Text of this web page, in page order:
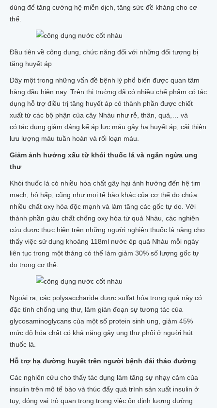
dùng để tăng cường hệ miễn dịch, tăng sức đề kháng cho cơ
thể.
Đầu tiên về công dụng, chức năng đối với những đối tượng bị
tăng huyết áp
Đây một trong những vấn đề bệnh lý phổ biến được quan tâm
hàng đầu hiện nay. Trên thị trường đã có nhiều chế phẩm có tác
dụng hỗ trợ điều trị tăng huyết áp có thành phần được chiết
xuất từ các bộ phận của cây Nhàu như rễ, thân, quả,… và
có tác dụng giảm đáng kể áp lực máu gây hạ huyết áp, cải thiện
lưu lượng máu tuần hoàn và rối loạn máu.
Giảm ảnh hưởng xấu từ khói thuốc lá và ngăn ngừa ung
thư
Khói thuốc lá có nhiều hóa chất gây hại ảnh hưởng đến hệ tim
mạch, hô hấp, cũng như mọi tế bào khác của cơ thể do chứa
nhiều chất oxy hóa độc mạnh và làm tăng các gốc tự do. Với
thành phần giàu chất chống oxy hóa từ quả Nhàu, các nghiên
cứu được thực hiện trên những người nghiện thuốc lá nặng cho
thấy việc sử dụng khoảng 118ml nước ép quả Nhàu mỗi ngày
liên tục trong một tháng có thể làm giảm 30% số lượng gốc tự
do trong cơ thể.
Ngoài ra, các polysaccharide được sulfat hóa trong quả này có
đặc tính chống ung thư, làm gián đoạn sự tương tác của
glycosaminoglycans của một số protein sinh ung, giảm 45%
mức độ hóa chất có khả năng gây ung thư phổi ở người hút
thuốc lá.
Hỗ trợ hạ đường huyết trên người bệnh đái tháo đường
Các nghiên cứu cho thấy tác dụng làm tăng sự nhạy cảm của
insulin trên mô tế bào và thúc đẩy quá trình sản xuất insulin ở
tụy, đóng vai trò quan trọng trong việc ổn định lượng đường